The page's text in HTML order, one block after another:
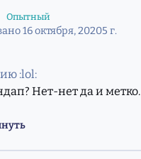
Опытный
16 октября, 20205 г.
:lol:
Нет-нет да и метко.